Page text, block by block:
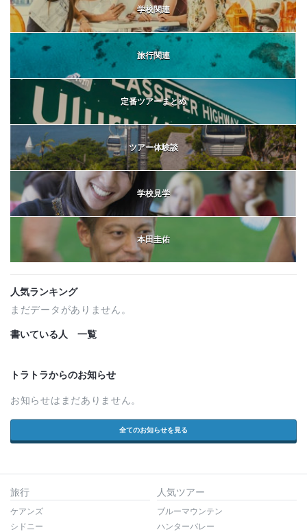
学校関連
旅行関連
定番ツアーまとめ
ツアー体験談
学校見学
本田圭佑
人気ランキング
まだデータがありません。
書いている人 一覧
トラトラからのお知らせ
お知らせはまだありません。
全てのお知らせを見る
旅行
ケアンズ
シドニー
人気ツアー
ブルーマウンテン
ハンターバレー